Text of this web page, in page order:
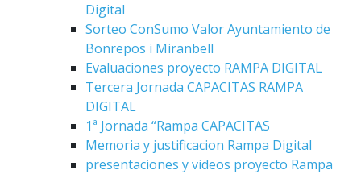
Digital
Sorteo ConSumo Valor Ayuntamiento de
Bonrepos i Miranbell
Evaluaciones proyecto RAMPA DIGITAL
Tercera Jornada CAPACITAS RAMPA
DIGITAL
1ª Jornada “Rampa CAPACITAS
Memoria y justificacion Rampa Digital
presentaciones y videos proyecto Rampa